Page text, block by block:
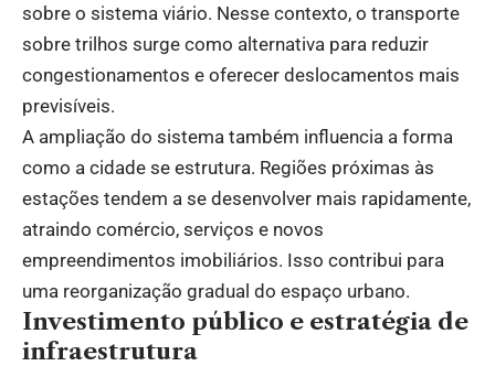
sobre o sistema viário. Nesse contexto, o transporte
sobre trilhos surge como alternativa para reduzir
congestionamentos e oferecer deslocamentos mais
previsíveis.
A ampliação do sistema também influencia a forma
como a cidade se estrutura. Regiões próximas às
estações tendem a se desenvolver mais rapidamente,
atraindo comércio, serviços e novos
empreendimentos imobiliários. Isso contribui para
uma reorganização gradual do espaço urbano.
Investimento público e estratégia de
infraestrutura